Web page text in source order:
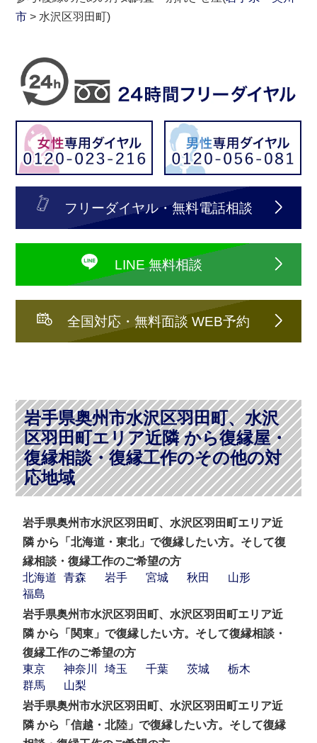
市 > 水沢区羽田町)
フリーダイヤル・無料電話相談
LINE 無料相談
全国対応・無料面談 WEB予約
岩手県奥州市水沢区羽田町、水沢
区羽田町エリア近隣 から復縁屋・
復縁相談・復縁工作のその他の対
応地域
岩手県奥州市水沢区羽田町、水沢区羽田町エリア近
隣 から「北海道・東北」で復縁したい方。そして復
縁相談・復縁工作のご希望の方
北海道
青森 岩手 宮城 秋田
山形
福島
岩手県奥州市水沢区羽田町、水沢区羽田町エリア近
隣 から「関東」で復縁したい方。そして復縁相談・
復縁工作のご希望の方
東京
神奈川 埼玉 千葉 茨城
栃木
群馬
山梨
岩手県奥州市水沢区羽田町、水沢区羽田町エリア近
隣 から「信越・北陸」で復縁したい方。そして復縁